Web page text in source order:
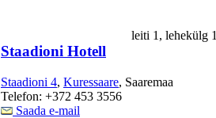
leiti 1,
Staadioni Hotell
Staadioni 4, Kuressaare, Saaremaa
Telefon: +372 453 3556
Saada e-mail